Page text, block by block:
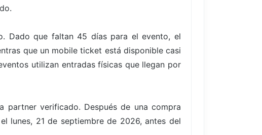
Dado que faltan 45 días para el evento, el
que un mobile ticket está disponible casi
utilizan entradas físicas que llegan por
partner verificado. Después de una compra
lunes, 21 de septiembre de 2026, antes del